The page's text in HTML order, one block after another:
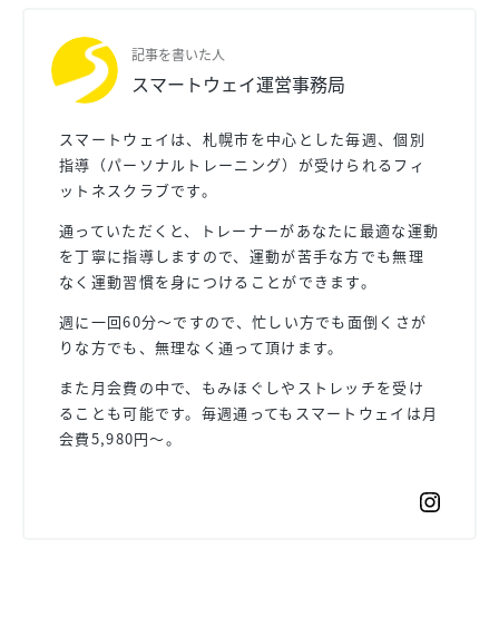
記事を書いた人
スマートウェイ運営事務局
スマートウェイは、札幌市を中心とした毎週、個別
指導（パーソナルトレーニング）が受けられるフィ
ットネスクラブです。
通っていただくと、トレーナーがあなたに最適な運動
を丁寧に指導しますので、運動が苦手な方でも無理
なく運動習慣を身につけることができます。
週に一回60分〜ですので、忙しい方でも面倒くさが
りな方でも、無理なく通って頂けます。
また月会費の中で、もみほぐしやストレッチを受け
ることも可能です。毎週通ってもスマートウェイは月
会費5,980円〜。